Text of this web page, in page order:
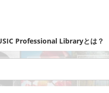
Professional Libraryとは？